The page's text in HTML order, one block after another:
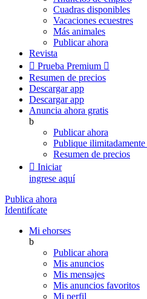
Cuadras disponibles
Vacaciones ecuestres
Más animales
Publicar ahora
Revista
 Prueba Premium 
Resumen de precios
Descargar app
Descargar app
Anuncia ahora gratis
b
Publicar ahora
Publique ilimitadamente
Resumen de precios
 Iniciar
ingrese aquí
Publica ahora
Identifícate
Mi ehorses
b
Publicar ahora
Mis anuncios
Mis mensajes
Mis anuncios favoritos
Mi perfil